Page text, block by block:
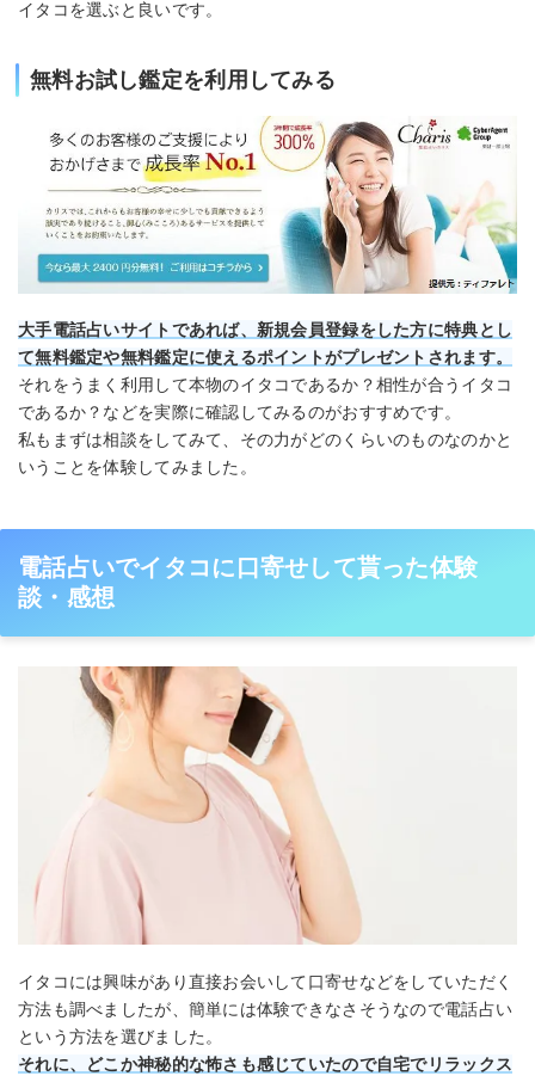
イタコを選ぶと良いです。
無料お試し鑑定を利用してみる
大手電話占いサイトであれば、新規会員登録をした方に特典とし
て無料鑑定や無料鑑定に使えるポイントがプレゼントされます。
それをうまく利用して本物のイタコであるか？相性が合うイタコ
であるか？などを実際に確認してみるのがおすすめです。
私もまずは相談をしてみて、その力がどのくらいのものなのかと
いうことを体験してみました。
電話占いでイタコに口寄せして貰った体験
談・感想
イタコには興味があり直接お会いして口寄せなどをしていただく
方法も調べましたが、簡単には体験できなさそうなので電話占い
という方法を選びました。
それに、どこか神秘的な怖さも感じていたので自宅でリラックス